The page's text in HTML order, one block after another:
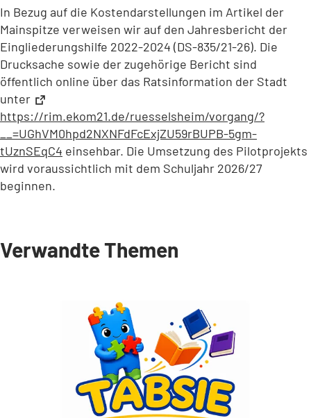
In Bezug auf die Kostendarstellungen im Artikel der
Mainspitze verweisen wir auf den Jahresbericht der
Eingliederungshilfe 2022-2024 (DS-835/21-26). Die
Drucksache sowie der zugehörige Bericht sind
öffentlich online über das Ratsinformation der Stadt
unter
https://rim.ekom21.de/ruesselsheim/vorgang/?
__=UGhVM0hpd2NXNFdFcExjZU59rBUPB-5gm-
tUznSEqC4
(Öffnet
in
einem
einsehbar. Die Umsetzung des Pilotprojekts
wird voraussichtlich mit dem Schuljahr 2026/27
beginnen.
Verwandte Themen